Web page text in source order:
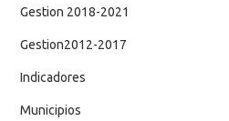
Gestion 2018-2021
Gestion2012-2017
Indicadores
Municipios